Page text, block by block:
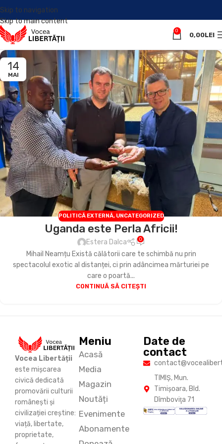
Skip to navigation
Skip to main content
0
0,00LEI
14
MAI
POLITICĂ EXTERNĂ, UNCATEGORIZED
Uganda este Perla Africii!
Estera Dalca 0
Mihail Neamțu Există călătorii care te schimbă nu prin
spectacolul exotic al distanței, ci prin adâncimea mărturiei pe
care o poartă...
CONTINUĂ SĂ CITEȘTI
Vocea Libertății
este mișcarea
civică dedicată
promovării culturii
românești și
civilizației creștine:
viață, libertate,
proprietate,
Meniu
Acasă
Media
Magazin
Noutăți
Evenimente
Abonamente
Date de
contact
TIMIŞ, Mun.
Timişoara, Bld.
Dîmboviţa 71